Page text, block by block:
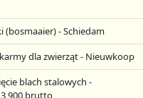
(bosmaaier) - Schiedam
dla zwierząt - Nieuwkoop
blach stalowych -